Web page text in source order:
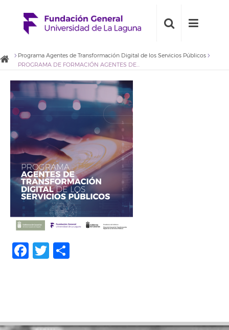
Programa Agentes de Transformación Digital de los Servicios Públicos
PROGRAMA DE FORMACIÓN AGENTES DE TRANSFORMACIÓN DIGITAL DE LOS SERVICIOS PÚBLICOS (1)
Facebook
Twitter